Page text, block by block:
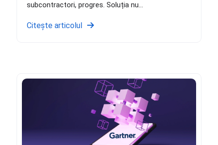
subcontractori, progres. Soluția nu...
Citește articolul